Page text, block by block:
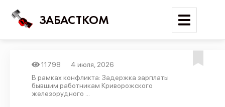
ЗАБАСТКОМ
Войти
11798
4 июля, 2026
В рамках конфликта: Задержка зарплаты
бывшим работникам Криворожского
железорудного ...